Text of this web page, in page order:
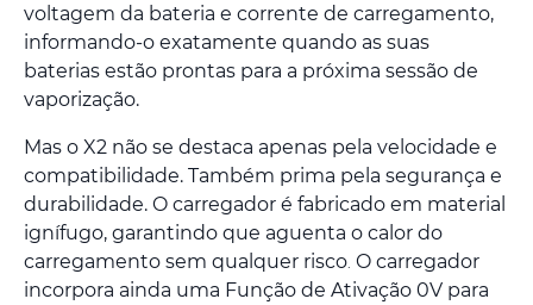
voltagem da bateria e corrente de carregamento,
informando-o exatamente quando as suas
baterias estão prontas para a próxima sessão de
vaporização.
Mas o X2 não se destaca apenas pela velocidade e
compatibilidade. Também prima pela segurança e
durabilidade. O carregador é fabricado em material
ignífugo, garantindo que aguenta o calor do
carregamento sem qualquer risco O carregador
incorpora ainda uma Função de Ativação 0V para